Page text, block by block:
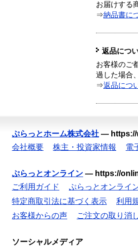
お届けする
⇒納品書に
返品につ
お客様のご
過した場合
⇒返品につ
ぷらっとホーム株式会社 —
会社概要
株主・投資家情報 電
ぷらっとオンライン — https://
ご利用ガイド
ぷらっとオンライ
特定商取引法に基づく表示
利用
お客様からの声
ご注文の取り消
ソーシャルメディア